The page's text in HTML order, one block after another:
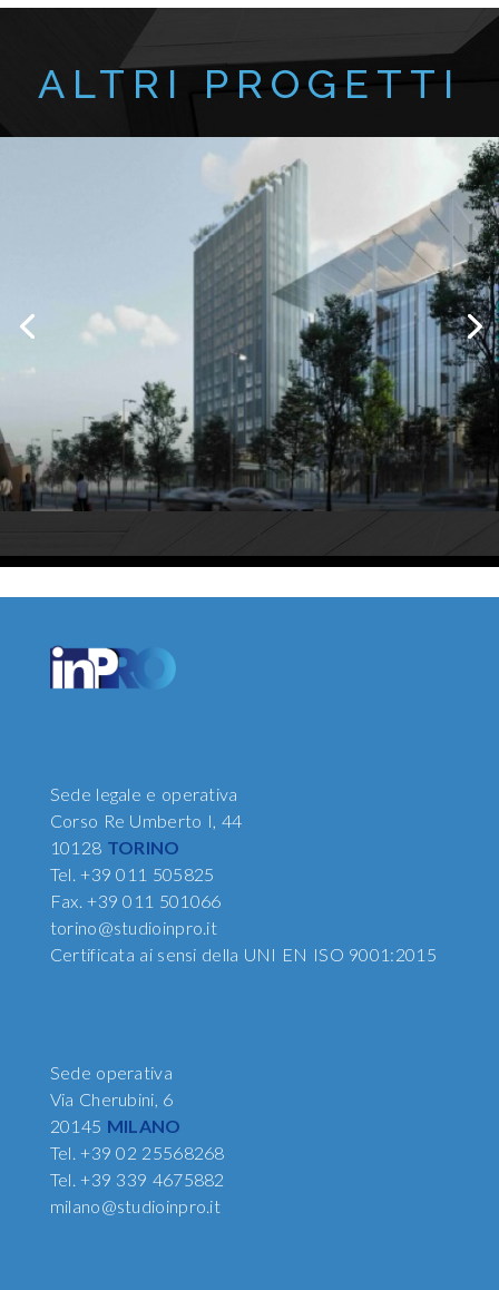
ALTRI PROGETTI
2024-2026
nuova struttura ricettiva
in Viale
Scarampo per la Fondazione Fiera Milano
Sede legale e operativa
Corso Re Umberto I, 44
10128 TORINO
Tel.+39 011 505825
Fax.+39 011 501066
torino@studioinpro.it
Certificata ai sensi della UNI EN ISO 9001:2015
Sede operativa
Via Cherubini, 6
20145 MILANO
Tel.+39 02 25568268
Tel.+39 339 4675882
milano@studioinpro.it